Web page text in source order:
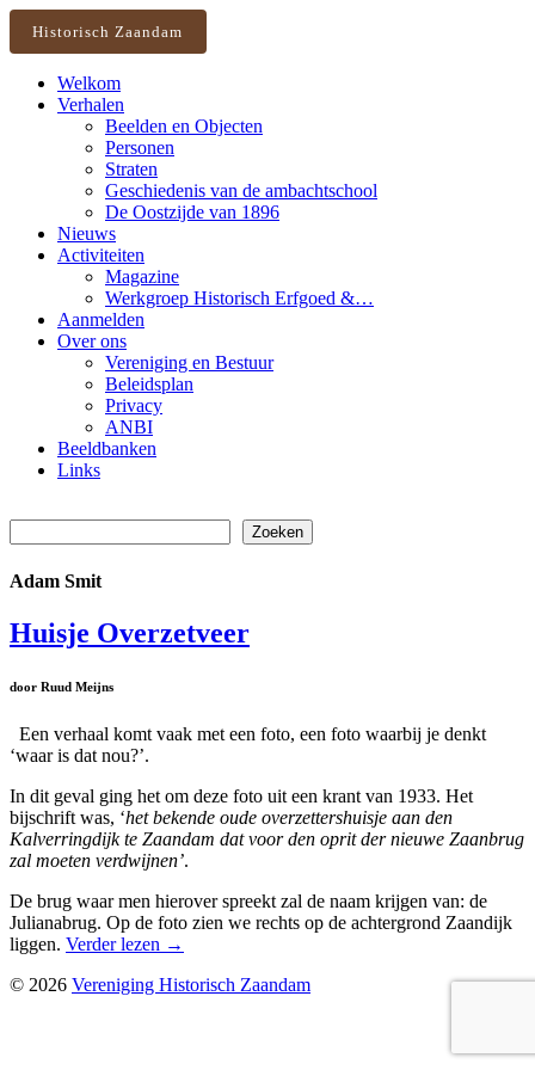
Historisch Zaandam
Welkom
Verhalen
Beelden en Objecten
Personen
Straten
Geschiedenis van de ambachtschool
De Oostzijde van 1896
Nieuws
Activiteiten
Magazine
Werkgroep Historisch Erfgoed &…
Aanmelden
Over ons
Vereniging en Bestuur
Beleidsplan
Privacy
ANBI
Beeldbanken
Links
Zoeken
Adam Smit
Huisje Overzetveer
door Ruud Meijns
Een verhaal komt vaak met een foto, een foto waarbij je denkt
‘waar is dat nou?’.
In dit geval ging het om deze foto uit een krant van 1933. Het
bijschrift was, ‘het bekende oude overzettershuisje aan den
Kalverringdijk te Zaandam dat voor den oprit der nieuwe Zaanbrug
zal moeten verdwijnen’.
De brug waar men hierover spreekt zal de naam krijgen van: de
Julianabrug. Op de foto zien we rechts op de achtergrond Zaandijk
liggen. Verder lezen →
© 2026 Vereniging Historisch Zaandam